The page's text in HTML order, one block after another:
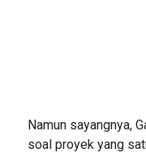
Namun sayangnya,
soal proyek yang